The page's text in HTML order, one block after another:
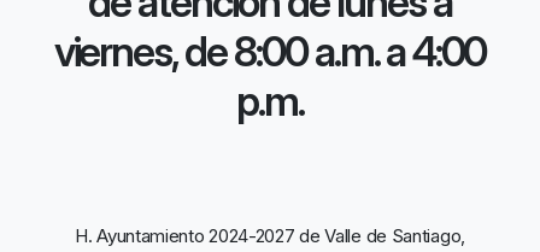
viernes, de 8:00 a.m. a 4:00
p.m.
H. Ayuntamiento 2024-2027 de Valle de Santiago,